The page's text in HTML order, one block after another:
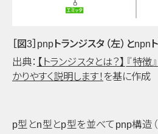
［図3］pnpトランジスタ （左） とnpn
出典： 【トランジスタとは？】 『特徴』
かりやすく説明します！ を基に作成
p型とn型とp型を並べてpnp構造